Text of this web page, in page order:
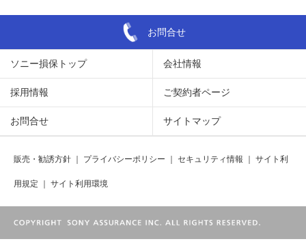
お問合せ
ソニー損保トップ 会社情報
採用情報 ご契約者ページ
お問合せ サイトマップ
販売・勧誘方針 プライバシーポリシー セキュリティ情報 サイト利
用規定 サイト利用環境